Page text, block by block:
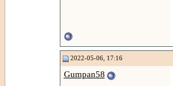
2022-05-06, 17:16
Gumpan58